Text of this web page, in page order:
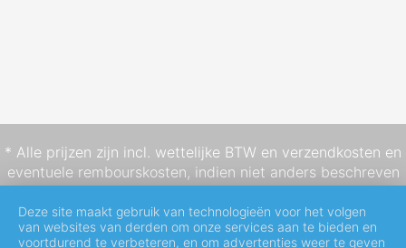
* Alle prijzen zijn incl. wettelijke BTW en verzendkosten en
eventuele rembourskosten, indien niet anders beschreven
Deze site maakt gebruik van technologieën voor het volgen
van websites van derden om onze services aan te bieden en
voortdurend te verbeteren, en om advertenties weer te geven